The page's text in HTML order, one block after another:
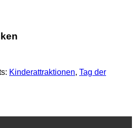
Kinderattraktionen, Tag der